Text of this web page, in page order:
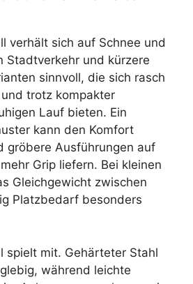
verhält sich auf Schnee und
Stadtverkehr und kürzere
sinnvoll, die sich rasch
trotz kompakter
Lauf bieten. Ein
kann den Komfort
gröbere Ausführungen auf
Grip liefern. Bei kleinen
Gleichgewicht zwischen
Platzbedarf besonders
spielt mit. Gehärteter Stahl
während leichte